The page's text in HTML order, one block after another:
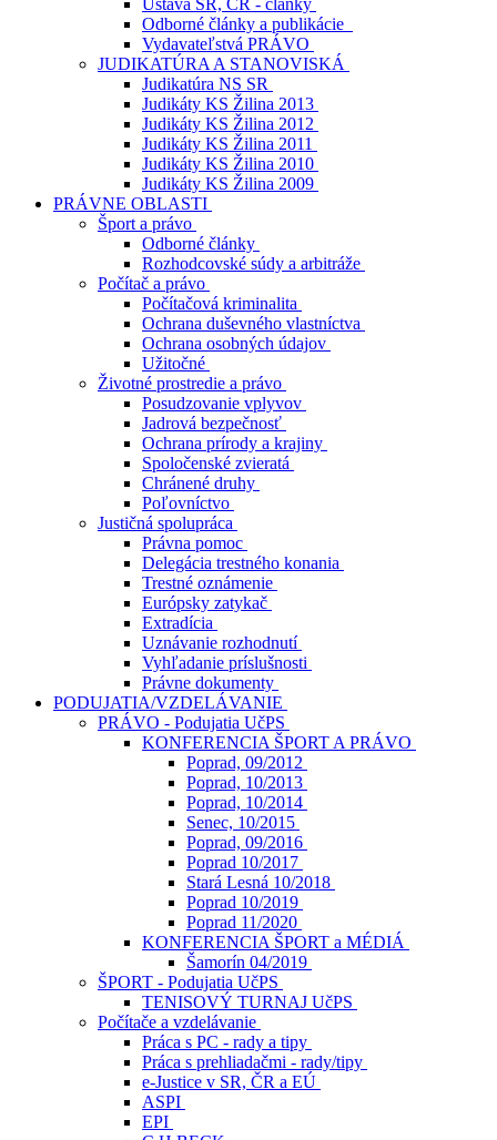
Ústava SR, ČR - články
Odborné články a publikácie
Vydavateľstvá PRÁVO
JUDIKATÚRA A STANOVISKÁ
Judikatúra NS SR
Judikáty KS Žilina 2013
Judikáty KS Žilina 2012
Judikáty KS Žilina 2011
Judikáty KS Žilina 2010
Judikáty KS Žilina 2009
PRÁVNE OBLASTI
Šport a právo
Odborné články
Rozhodcovské súdy a arbitráže
Počítač a právo
Počítačová kriminalita
Ochrana duševného vlastníctva
Ochrana osobných údajov
Užitočné
Životné prostredie a právo
Posudzovanie vplyvov
Jadrová bezpečnosť
Ochrana prírody a krajiny
Spoločenské zvieratá
Chránené druhy
Poľovníctvo
Justičná spolupráca
Právna pomoc
Delegácia trestného konania
Trestné oznámenie
Európsky zatykač
Extradícia
Uznávanie rozhodnutí
Vyhľadanie príslušnosti
Právne dokumenty
PODUJATIA/VZDELÁVANIE
PRÁVO - Podujatia UčPS
KONFERENCIA ŠPORT A PRÁVO
Poprad, 09/2012
Poprad, 10/2013
Poprad, 10/2014
Senec, 10/2015
Poprad, 09/2016
Poprad 10/2017
Stará Lesná 10/2018
Poprad 10/2019
Poprad 11/2020
KONFERENCIA ŠPORT a MÉDIÁ
Šamorín 04/2019
ŠPORT - Podujatia UčPS
TENISOVÝ TURNAJ UčPS
Počítače a vzdelávanie
Práca s PC - rady a tipy
Práca s prehliadačmi - rady/tipy
e-Justice v SR, ČR a EÚ
ASPI
EPI